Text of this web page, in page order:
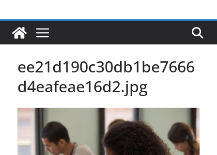
ee21d190c30db1be7666
d4eafeae16d2.jpg